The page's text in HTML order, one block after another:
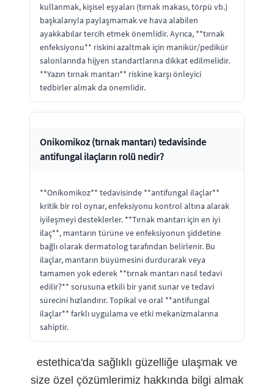
kullanmak, kişisel eşyaları (tırnak makası, törpü vb.)
başkalarıyla paylaşmamak ve hava alabilen
ayakkabılar tercih etmek önemlidir. Ayrıca, **tırnak
enfeksiyonu** riskini azaltmak için manikür/pedikür
salonlarında hijyen standartlarına dikkat edilmelidir.
**Yazın tırnak mantarı** riskine karşı önleyici
tedbirler almak da önemlidir.
Onikomikoz (tırnak mantarı) tedavisinde
antifungal ilaçların rolü nedir?
**Onikomikoz** tedavisinde **antifungal ilaçlar**
kritik bir rol oynar, enfeksiyonu kontrol altına alarak
iyileşmeyi desteklerler. **Tırnak mantarı için en iyi
ilaç**, mantarın türüne ve enfeksiyonun şiddetine
bağlı olarak dermatolog tarafından belirlenir. Bu
ilaçlar, mantarın büyümesini durdurarak veya
tamamen yok ederek **tırnak mantarı nasıl tedavi
edilir?** sorusuna etkili bir yanıt sunar ve tedavi
sürecini hızlandırır. Topikal ve oral **antifungal
ilaçlar** farklı uygulama ve etki mekanizmalarına
sahiptir.
estethica'da sağlıklı güzelliğe ulaşmak ve
size özel çözümlerimiz hakkında bilgi almak